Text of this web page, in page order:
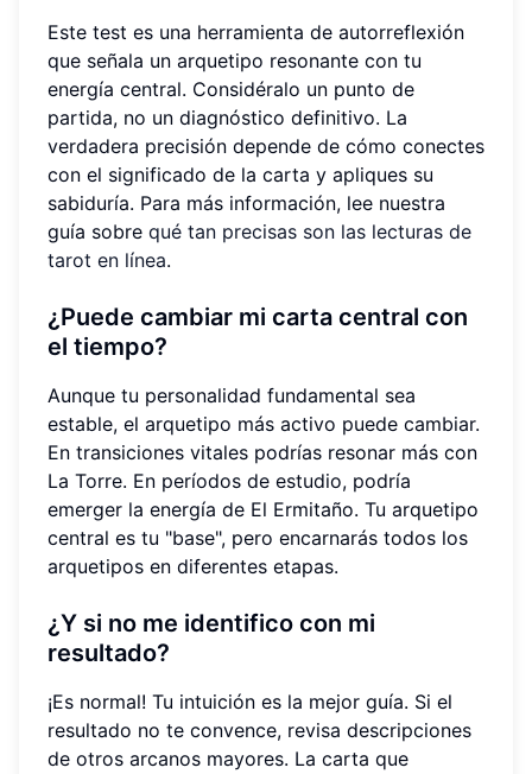
Este test es una herramienta de autorreflexión
que señala un arquetipo resonante con tu
energía central. Considéralo un punto de
partida, no un diagnóstico definitivo. La
verdadera precisión depende de cómo conectes
con el significado de la carta y apliques su
sabiduría. Para más información, lee nuestra
guía sobre qué tan precisas son las lecturas de
tarot en línea.
¿Puede cambiar mi carta central con
el tiempo?
Aunque tu personalidad fundamental sea
estable, el arquetipo más activo puede cambiar.
En transiciones vitales podrías resonar más con
La Torre. En períodos de estudio, podría
emerger la energía de El Ermitaño. Tu arquetipo
central es tu "base", pero encarnarás todos los
arquetipos en diferentes etapas.
¿Y si no me identifico con mi
resultado?
¡Es normal! Tu intuición es la mejor guía. Si el
resultado no te convence, revisa descripciones
de otros arcanos mayores. La carta que